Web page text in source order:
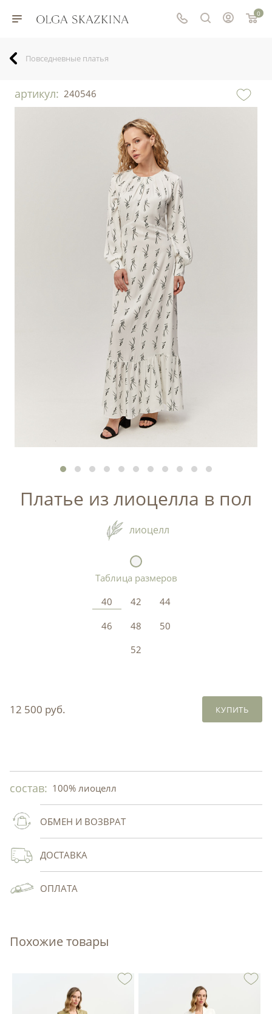
0
Повседневные платья
артикул: 240546
Платье из лиоцелла в пол
лиоцелл
Таблица размеров
40
42
44
46
48
50
52
12 500 руб. КУПИТЬ
состав: 100% лиоцелл
ОБМЕН И ВОЗВРАТ
ДОСТАВКА
ОПЛАТА
Похожие товары